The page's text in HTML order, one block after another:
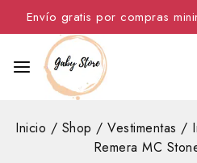
Envío gratis por compras
Inicio / Shop / Vestimentas /
Remera MC